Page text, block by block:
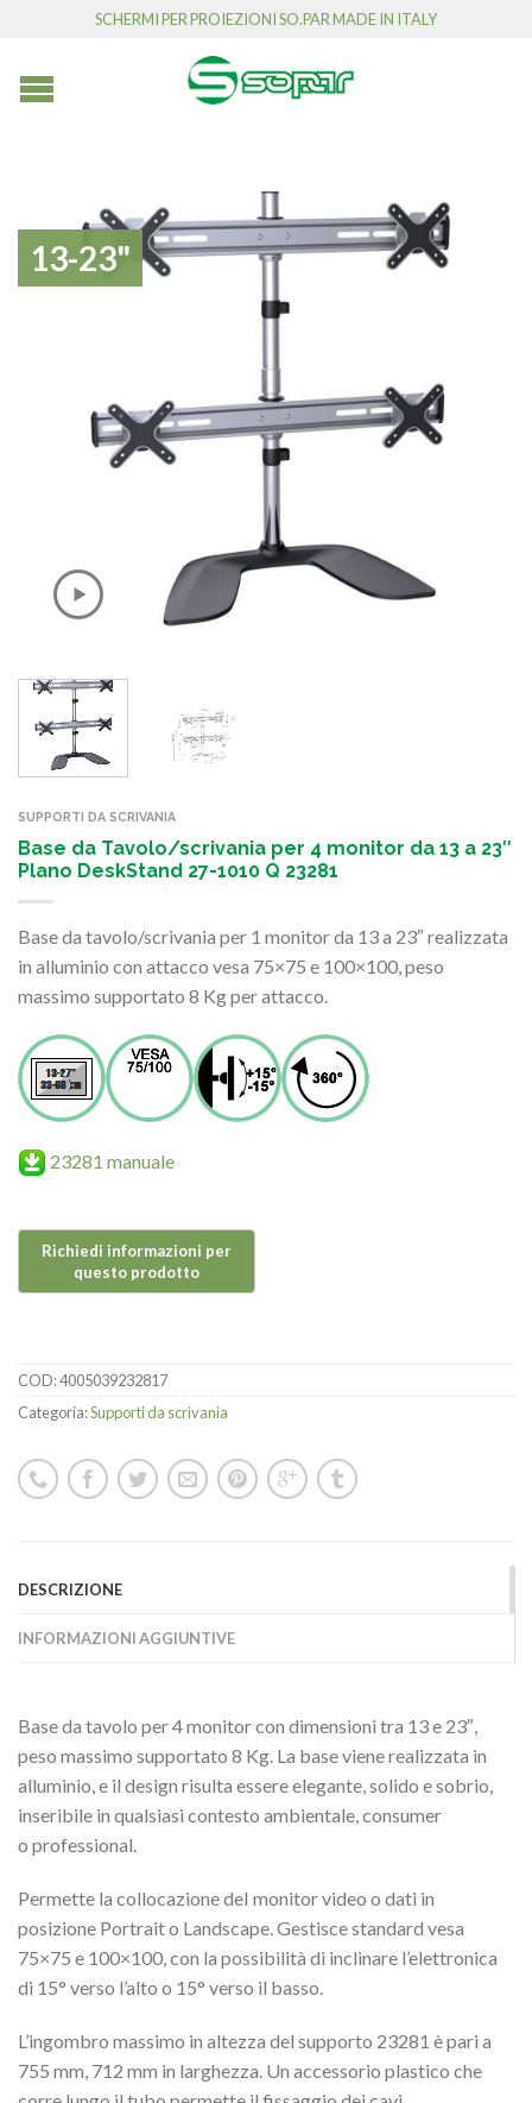
SCHERMI PER PROIEZIONI SO.PAR MADE IN ITALY
13-23"
SUPPORTI DA SCRIVANIA
Base da Tavolo/scrivania per 4 monitor da 13 a 23″
Plano DeskStand 27-1010 Q 23281
Base da tavolo/scrivania per 1 monitor da 13 a 23″ realizzata
in alluminio con attacco vesa 75×75 e 100×100, peso
massimo supportato 8 Kg per attacco.
23281 manuale
COD:4005039232817
Categoria:Supporti da scrivania
DESCRIZIONE
INFORMAZIONI AGGIUNTIVE
Base da tavolo per 4 monitor con dimensioni tra 13 e 23″,
peso massimo supportato 8 Kg. La base viene realizzata in
alluminio, e il design risulta essere elegante, solido e sobrio,
inseribile in qualsiasi contesto ambientale, consumer
o professional.
Permette la collocazione deI monitor video o dati in
posizione Portrait o Landscape. Gestisce standard vesa
75×75 e 100×100, con la possibilità di inclinare l’elettronica
di 15° verso l’alto o 15° verso il basso.
L’ingombro massimo in altezza del supporto 23281 è pari a
755 mm, 712 mm in larghezza. Un accessorio plastico che